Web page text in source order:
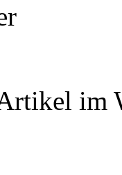
im